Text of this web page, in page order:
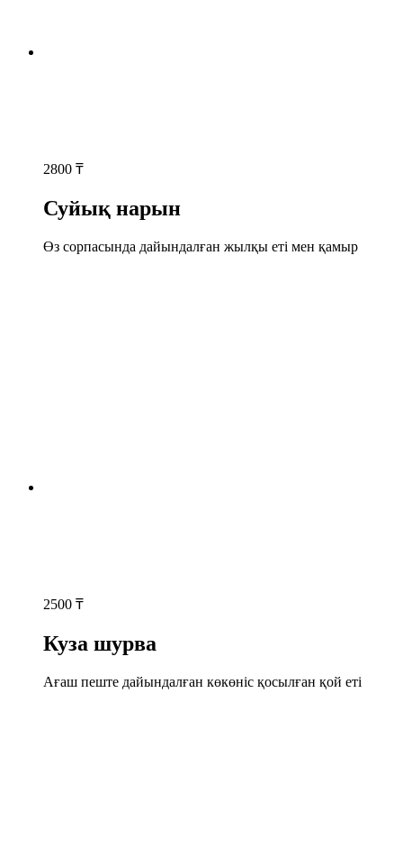
2800 ₸
Суйық нарын
Өз сорпасында дайындалған жылқы еті мен қамыр
2500 ₸
Куза шурва
Ағаш пеште дайындалған көкөніс қосылған қой еті